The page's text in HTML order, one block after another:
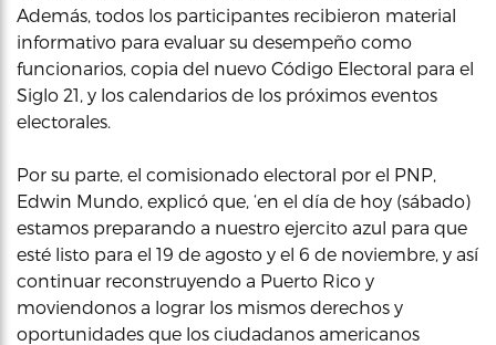
Además, todos los participantes recibieron material
informativo para evaluar su desempeño como
funcionarios, copia del nuevo Código Electoral para el
Siglo 21, y los calendarios de los próximos eventos
electorales.
Por su parte, el comisionado electoral por el PNP,
Edwin Mundo, explicó que, ‘en el día de hoy (sábado)
estamos preparando a nuestro ejercito azul para que
esté listo para el 19 de agosto y el 6 de noviembre, y así
continuar reconstruyendo a Puerto Rico y
moviendonos a lograr los mismos derechos y
oportunidades que los ciudadanos americanos